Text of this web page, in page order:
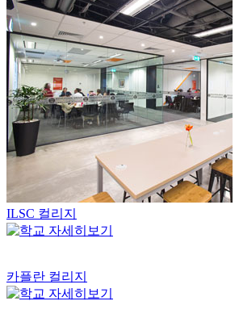
ILSC 컬리지
카플란 컬리지